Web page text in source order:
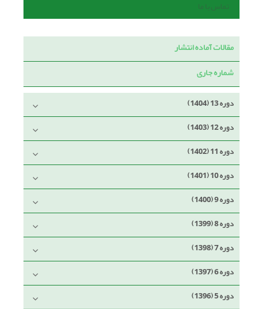
تماس با ما
مقالات آماده انتشار
شماره جاری
دوره 13 (1404)
دوره 12 (1403)
دوره 11 (1402)
دوره 10 (1401)
دوره 9 (1400)
دوره 8 (1399)
دوره 7 (1398)
دوره 6 (1397)
دوره 5 (1396)